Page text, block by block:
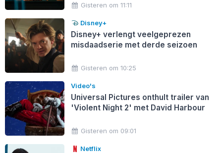
Gisteren om 11:11
Disney+
Disney+ verlengt veelgeprezen
misdaadserie met derde seizoen
Gisteren om 10:25
Video's
Universal Pictures onthult trailer van
'Violent Night 2' met David Harbour
Gisteren om 09:01
Netflix